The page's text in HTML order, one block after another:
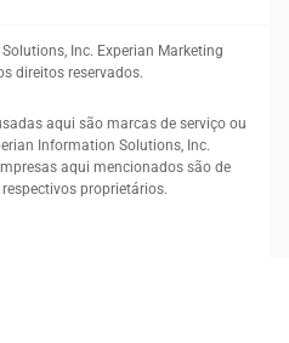
Inc. Experian Marketing
direitos reservados.
aqui são marcas de serviço ou
Information Solutions, Inc.
aqui mencionados são de
proprietários.